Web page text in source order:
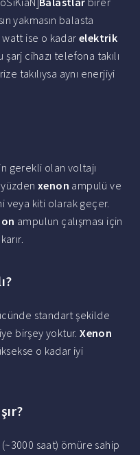
yakmasın balasta
watt ise o kadarelektrik
cihazı telefona takılı
takılıysa aynı enerjiyi
gerekli olan voltajı
yüzdenxenon ampulü ve
veya kiti olarak geçer.
ampulun çalışması için
standart şekilde
birşey yoktur.Xenon
o kadar iyi
saat) ömüre sahip